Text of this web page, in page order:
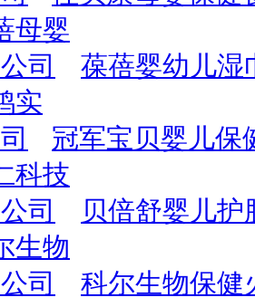
葆蓓婴幼儿湿
冠军宝贝婴儿保
贝倍舒婴儿
科尔生物保健